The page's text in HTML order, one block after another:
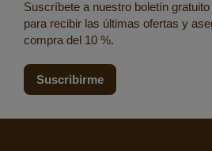
Suscríbete a nuestro boletín
para recibir las últimas ofertas y
compra del 10 %.
Suscribirme